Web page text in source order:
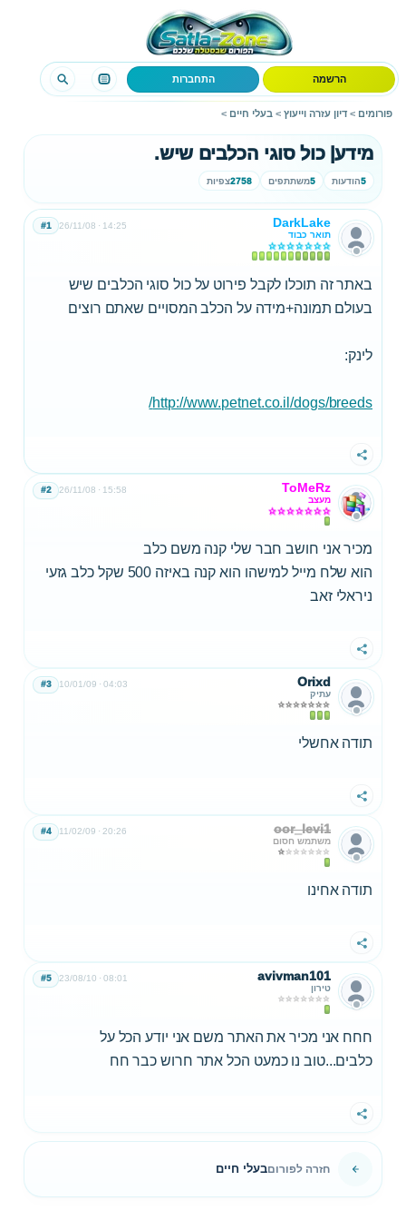
הרשמה התחברות
פורומים > דיון עזרה וייעוץ > בעלי חיים >
מידע| כול סוגי הכלבים שיש.
5הודעות 5משתתפים 2758צפיות
DarkLake
תואר כבוד
26/11/08 14:25
#1
באתר זה תוכלו לקבל פירוט על כול סוגי הכלבים שיש
בעולם תמונה+מידה על הכלב המסויים שאתם רוצים
לינק:
http://www.petnet.co.il/dogs/breeds/
שתף
ToMeRz
מעצב
26/11/08 15:58
#2
מכיר אני חושב חבר שלי קנה משם כלב
הוא שלח מייל למישהו הוא קנה באיזה 500 שקל כלב גזעי
ניראלי זאב
שתף
Orixd
עתיק
10/01/09 04:03
#3
תודה אחשלי
שתף
oor_levi1
משתמש חסום
11/02/09 20:26
#4
תודה אחינו
שתף
avivman101
טירון
23/08/10 08:01
#5
חחח אני מכיר את האתר משם אני יודע הכל על
כלבים...טוב נו כמעט הכל אתר חרוש כבר חח
שתף
חזרה לפורוםבעלי חיים